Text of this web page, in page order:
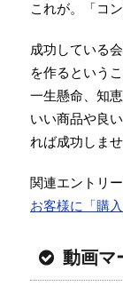
これが。「コ
成功している
を作るという
一生懸命、知
いい商品や良
れば成功しませ
関連エントリー
お客様に「購
動画マ